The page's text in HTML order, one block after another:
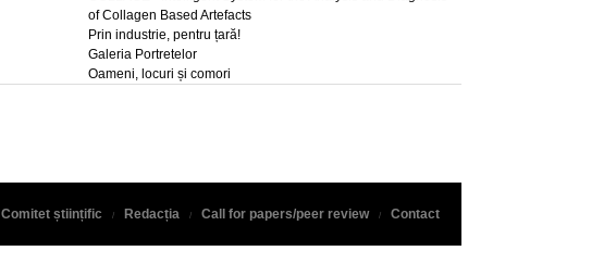
of Collagen Based Artefacts
Prin industrie, pentru țară!
Galeria Portretelor
Oameni, locuri și comori
Comitet științific Redacția Call for papers/peer review Contact